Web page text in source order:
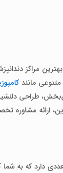
مراکز
متنوعی مانند
طراحی
ارائه مشاوره
دارد که به